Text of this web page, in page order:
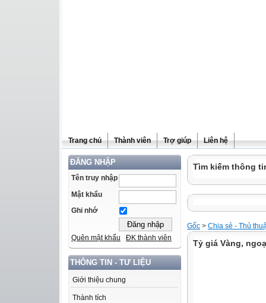
Trang chủ Thành viên Trợ giúp Liên hệ
ĐĂNG NHẬP
Tên truy nhập
Mật khẩu
Ghi nhớ
Quên mật khẩu ĐK thành viên
THÔNG TIN - TƯ LIỆU
Giới thiệu chung
Thành tích
Tìm kiếm thông
Gốc > Chia sẻ - Thủ
Tỷ giá Vàng,